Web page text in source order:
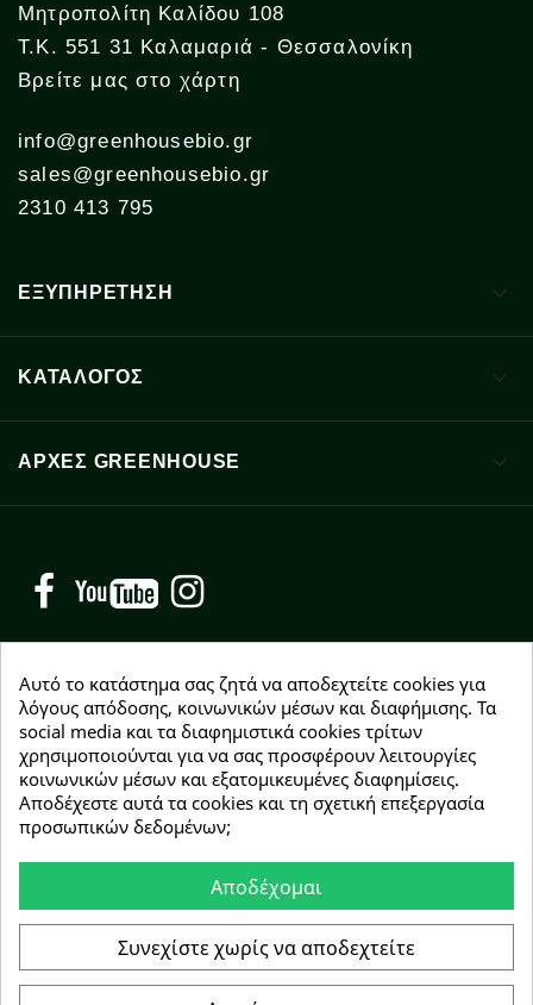
Μητροπολίτη Καλίδου 108
Τ.Κ. 551 31 Καλαμαριά - Θεσσαλονίκη
Βρείτε μας στο χάρτη
info@greenhousebio.gr
sales@greenhousebio.gr
2310 413 795
ΕΞΥΠΗΡΕΤΗΣΗ 
ΚΑΤΑΛΟΓΟΣ 
ΑΡΧΈΣ GREENHOUSE 
Facebook YouTube
NEWSLETTER
Εγγραφείτε δωρεάν και θα είστε οι πρώτοι που θα
λάβετε τα νέα μας γύρω από προσφορές, εκπτώσεις
και νέα προϊόντα.
Συμφωνώ με τουςόρους χρήσης
Αυτό το κατάστημα σας ζητά να αποδεχτείτε cookies για
λόγους απόδοσης, κοινωνικών μέσων και διαφήμισης. Τα
social media και τα διαφημιστικά cookies τρίτων
χρησιμοποιούνται για να σας προσφέρουν λειτουργίες
κοινωνικών μέσων και εξατομικευμένες διαφημίσεις.
Αποδέχεστε αυτά τα cookies και τη σχετική επεξεργασία
προσωπικών δεδομένων;
Αποδέχομαι
Συνεχίστε χωρίς να αποδεχτείτε